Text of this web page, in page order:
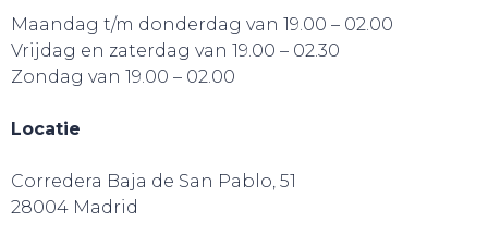
Maandag t/m donderdag van 19.00 – 02.00
Vrijdag en zaterdag van 19.00 – 02.30
Zondag van 19.00 – 02.00
Locatie
Corredera Baja de San Pablo, 51
28004 Madrid